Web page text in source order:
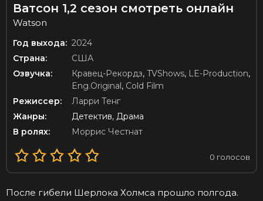
Ватсон 1,2 сезон смотреть онлайн
Watson
Год выхода: 2024
Страна:
США
Озвучка:
Кравец-Рекордз, TVShows, LE-Production,
Eng.Original , Cold Film
Режиссер:
Ларри Тенг
Жанры:
Детектив, Драма
В ролях:
Моррис Честнат
0 голосов
После гибели Шерлока Холмса прошло полгода.